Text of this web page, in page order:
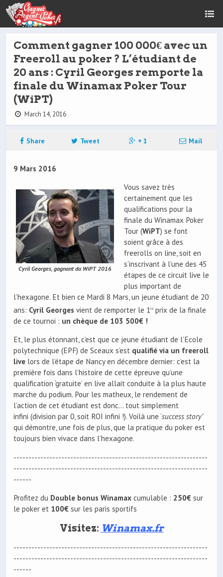
Comment gagner 100 000€ avec un
Freeroll au poker ? L’étudiant de
20 ans : Cyril Georges remporte la
finale du Winamax Poker Tour
(WiPT)
March 14, 2016
Share Tweet + 1 Mail
9 Mars 2016
Cyril Georges, gagnant du WiPT 2016
Vous savez très
certainement que les
qualifications pour la
finale du Winamax Poker
Tour (WiPT) se font
soient grâce à des
freerolls on line, soit en
s’inscrivant à l’une des 45
étapes de ce circuit live le
plus important de
l’hexagone. Et bien ce Mardi 8 Mars, un jeune étudiant de 20
ans: Cyril Georges vient de remporter le 1er prix de la finale
de ce tournoi : un chèque de 103 500€ !
Et, le plus étonnant, c’est que ce jeune étudiant de l’Ecole
polytechnique (EPF) de Sceaux s’est qualifié via un freeroll
live lors de l’étape de Nancy en décembre dernier: c’est la
première fois dans l’histoire de cette épreuve qu’une
qualification ‘gratuite’ en live allait conduite à la plus haute
marche du podium. Pour les matheux, le rendement de
l’action de cet étudiant est donc… tout simplement
infini (division par 0, soit ROI infini !). Voilà une ‘success story’
qui démontre, une fois de plus, que la pratique du poker est
toujours bien vivace dans l’hexagone.
-----------------------------------------------------------------
-----------------------------------------------------------------
------
Profitez du Double bonus Winamax cumulable : 250€ sur
le poker et 100€ sur les paris sportifs
Visitez: Winamax.fr
-----------------------------------------------------------------
-----------------------------------------------------------------
------